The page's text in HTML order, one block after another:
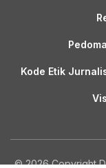
Kode Etik
© 2026 Copyright